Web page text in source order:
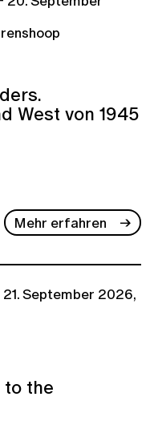
West von 1945
Mehr erfahren
21. September 2026,
to the